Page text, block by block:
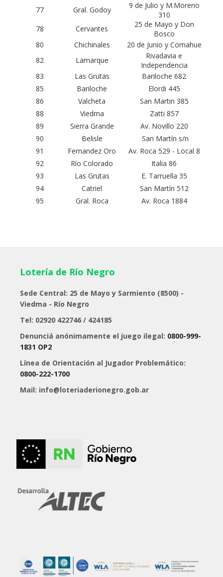
77
Gral. Godoy
9 de Julio y M.Moreno
310
78
Cervantes
25 de Mayo y Don
Bosco
80
Chichinales
20 de Junio y Comahue
82
Lamarque
Rivadavia e
Independencia
83
Las Grutas
Bariloche 682
85
Bariloche
Elordi 445
86
Valcheta
San Martin 385
88
Viedma
Zatti 857
89
Sierra Grande
Av. Novillo 220
90
Belisle
San Martín s/n
91
Fernandez Oro
Av. Roca 529 - Local 8
92
Río Colorado
Italia 86
93
Las Grutas
E. Tarruella 35
94
Catriel
San Martín 512
95
Gral. Roca Av. Roca 1884
Lotería de Río Negro
Sede Central: 25 de Mayo y Sarmiento (8500) -
Viedma - Río Negro
Tel: 02920 422746 / 424185
Denunciá anónimamente el juego ilegal: 0800-999-
1831 OP2
Línea de Orientación al Jugador Problemático:
0800-222-1700
Mail: info@loteriaderionegro.gob.ar